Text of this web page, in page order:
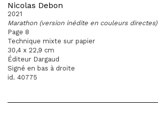
Nicolas Debon
2021
Marathon (version inédite en couleurs directes)
Page 8
Technique mixte sur papier
30,4 x 22,9 cm
Éditeur Dargaud
Signé en bas à droite
id. 40775